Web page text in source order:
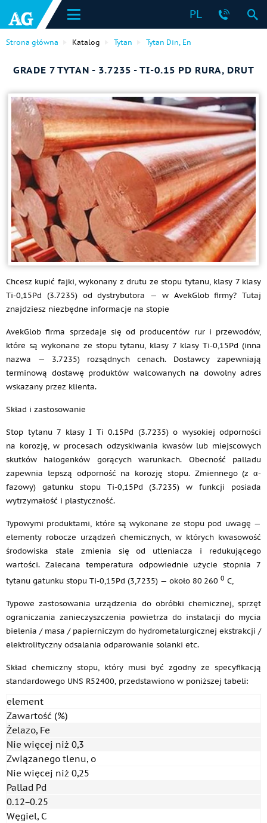
PL
Strona główna Katalog Tytan Tytan Din, En
GRADE 7 TYTAN - 3.7235 - TI-0.15 PD RURA, DRUT
Chcesz kupić fajki, wykonany z drutu ze stopu tytanu, klasy 7 klasy
Ti-0,15Pd (3.7235) od dystrybutora — w AvekGlob firmy? Tutaj
znajdziesz niezbędne informacje na stopie
AvekGlob firma sprzedaje się od producentów rur i przewodów,
które są wykonane ze stopu tytanu, klasy 7 klasy Ti-0,15Pd (inna
nazwa — 3.7235) rozsądnych cenach. Dostawcy zapewniają
terminową dostawę produktów walcowanych na dowolny adres
wskazany przez klienta.
Skład i zastosowanie
Stop tytanu 7 klasy I Ti 0.15Pd (3.7235) o wysokiej odporności
na korozję, w procesach odzyskiwania kwasów lub miejscowych
skutków halogenków gorących warunkach. Obecność palladu
zapewnia lepszą odporność na korozję stopu. Zmiennego (z α-
fazowy) gatunku stopu Ti-0,15Pd (3.7235) w funkcji posiada
wytrzymałość i plastyczność.
Typowymi produktami, które są wykonane ze stopu pod uwagę —
elementy robocze urządzeń chemicznych, w których kwasowość
środowiska stale zmienia się od utleniacza i redukującego
wartości. Zalecana temperatura odpowiednie użycie stopnia 7
tytanu gatunku stopu Ti-0,15Pd (3,7235) — około 80 260 0 C,
Typowe zastosowania urządzenia do obróbki chemicznej, sprzęt
ograniczania zanieczyszczenia powietrza do instalacji do mycia
bielenia / masa / papierniczym do hydrometalurgicznej ekstrakcji /
elektrolityczny odsalania odparowanie solanki etc.
Skład chemiczny stopu, który musi być zgodny ze specyfikacją
standardowego UNS R52400, przedstawiono w poniższej tabeli:
element
Zawartość (%)
Żelazo, Fe
Nie więcej niż 0,3
Związanego tlenu, o
Nie więcej niż 0,25
Pallad Pd
0.12−0.25
Węgiel, C